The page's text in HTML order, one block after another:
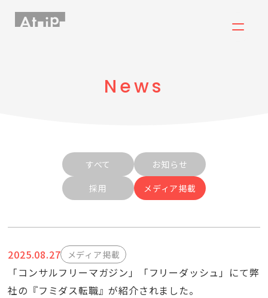
News
すべて
お知らせ
採用
メディア掲載
2025.08.27 メディア掲載
「コンサルフリーマガジン」「フリーダッシュ」にて弊
社の『フミダス転職』が紹介されました。